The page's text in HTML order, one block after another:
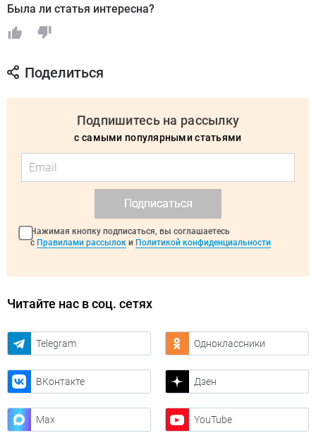
Была ли статья интересна?
Поделиться
Подпишитесь на рассылку
с самыми популярными статьями
Подписаться
Нажимая кнопку подписаться, вы соглашаетесь
с Правилами рассылок и Политикой конфиденциальности
Читайте нас в соц. сетях
Telegram Одноклассники
ВКонтакте Дзен
Max YouTube